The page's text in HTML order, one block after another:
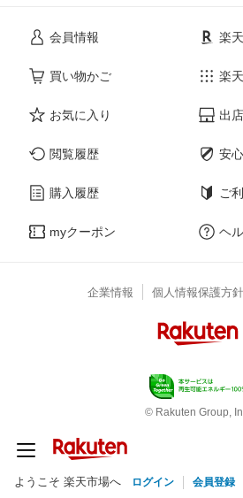
会員情報
買い物かご
お気に入り
閲覧履歴
購入履歴
myクーポン
楽
楽
出
安
ご
ヘ
企業情報 個人情報保護方針
© Rakuten Group,
ようこそ 楽天市場へ ログイン 会員登録